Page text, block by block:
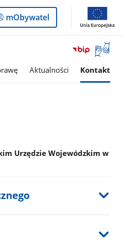
Logowanie
do
mObywatel
Otwórz
okno
z
Aktualności Kontakt
Urzędzie Wojewódzkim w